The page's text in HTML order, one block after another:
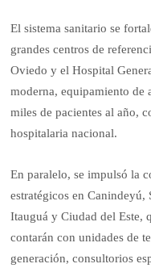
El sistema sanitario se
grandes centros de
Oviedo y el Hospital
moderna, equipamiento de
miles de pacientes al año,
hospitalaria nacional.
En paralelo, se impulsó la
estratégicos en
Itauguá y Ciudad del Este,
contarán con unidades de
generación, consultorios